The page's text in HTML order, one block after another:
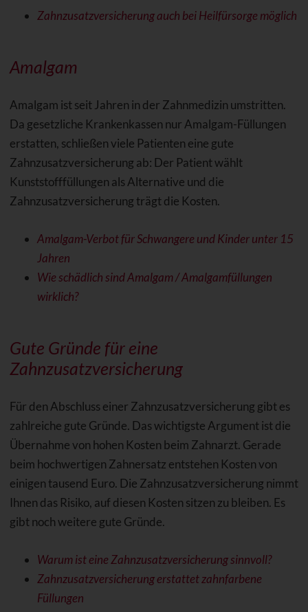
Zahnzusatzversicherung auch bei Heilfürsorge möglich
Amalgam
Amalgam ist seit Jahren in der Zahnmedizin umstritten.
Da gesetzliche Krankenkassen nur Amalgam-Füllungen
erstatten, schließen viele Patienten eine gute
Zahnzusatzversicherung ab: Der Patient wählt
Kunststofffüllungen als Alternative und die
Zahnzusatzversicherung trägt die Kosten.
Amalgam-Verbot für Schwangere und Kinder unter 15
Jahren
Wie schädlich sind Amalgam / Amalgamfüllungen
wirklich?
Gute Gründe für eine
Zahnzusatzversicherung
Für den Abschluss einer Zahnzusatzversicherung gibt es
zahlreiche gute Gründe. Das wichtigste Argument ist die
Übernahme von hohen Kosten beim Zahnarzt. Gerade
beim hochwertigen Zahnersatz entstehen Kosten von
einigen tausend Euro. Die Zahnzusatzversicherung nimmt
Ihnen das Risiko, auf diesen Kosten sitzen zu bleiben. Es
gibt noch weitere gute Gründe.
Warum ist eine Zahnzusatzversicherung sinnvoll?
Zahnzusatzversicherung erstattet zahnfarbene
Füllungen